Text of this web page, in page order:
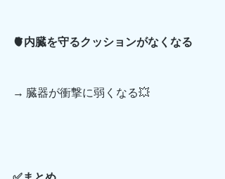
🫀内臓を守るクッションがなくなる
→ 臓器が衝撃に弱くなる💥